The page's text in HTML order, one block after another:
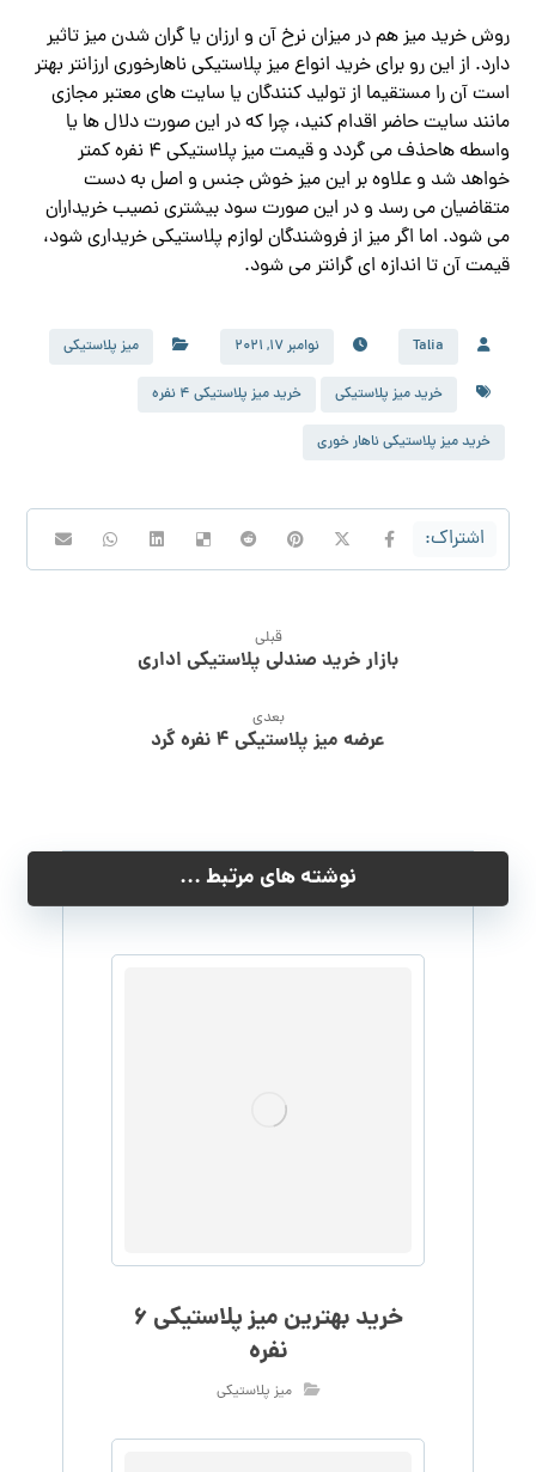
روش خرید میز هم در میزان نرخ آن و ارزان یا گران شدن میز تاثیر
دارد. از این رو برای خرید انواع میز پلاستیکی ناهارخوری ارزانتر بهتر
است آن را مستقیما از تولید کنندگان یا سایت های معتبر مجازی
مانند سایت حاضر اقدام کنید، چرا که در این صورت دلال ها یا
واسطه هاحذف می گردد و قیمت میز پلاستیکی ۴ نفره کمتر
خواهد شد و علاوه بر این میز خوش جنس و اصل به دست
متقاضیان می رسد و در این صورت سود بیشتری نصیب خریداران
می شود. اما اگر میز از فروشندگان لوازم پلاستیکی خریداری شود،
قیمت آن تا اندازه ای گرانتر می شود.
Talia نوامبر 17, 2021 میز پلاستیکی
خرید میز پلاستیکی خرید میز پلاستیکی 4 نفره
خرید میز پلاستیکی ناهار خوری
قبلی
بازار خرید صندلی پلاستیکی اداری
بعدی
عرضه میز پلاستیکی 4 نفره گرد
نوشته های مرتبط ...
خرید بهترین میز پلاستیکی 6
نفره
میز پلاستیکی